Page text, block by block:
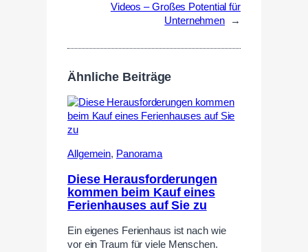
Videos – Großes Potential für
Unternehmen
→
Ähnliche Beiträge
Allgemein, Panorama
Diese Herausforderungen
kommen beim Kauf eines
Ferienhauses auf Sie zu
Ein eigenes Ferienhaus ist nach wie
vor ein Traum für viele Menschen.